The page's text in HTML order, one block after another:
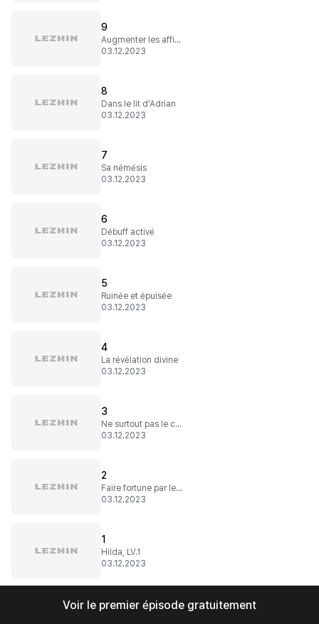
9
Augmenter les affinités
03.12.2023
8
Dans le lit d'Adrian
03.12.2023
7
Sa némésis
03.12.2023
6
Débuff activé
03.12.2023
5
Ruinée et épuisée
03.12.2023
4
La révélation divine
03.12.2023
3
Ne surtout pas le croiser
03.12.2023
2
Faire fortune par les quêtes
03.12.2023
1
Hilda, LV.1
03.12.2023
Voir le premier épisode gratuitement